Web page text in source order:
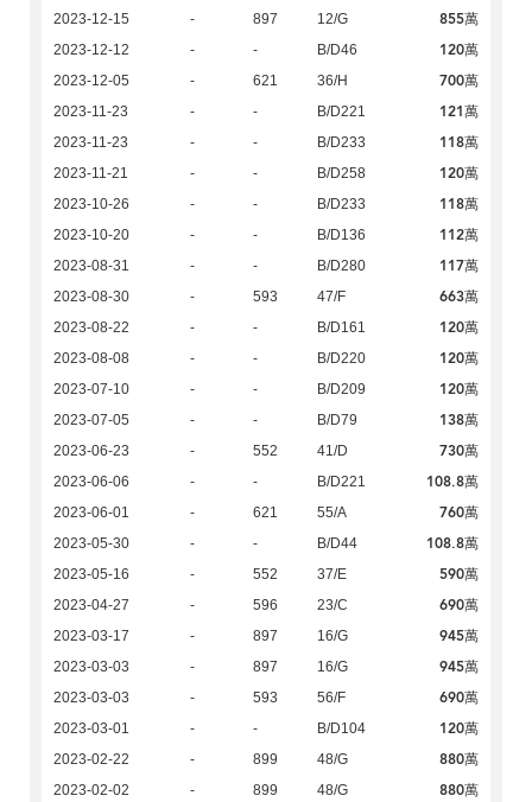
2023-12-15 - 897 12/G 855萬
2023-12-12 - - B/D46 120萬
2023-12-05 - 621 36/H 700萬
2023-11-23 - - B/D221 121萬
2023-11-23 - - B/D233 118萬
2023-11-21 - - B/D258 120萬
2023-10-26 - - B/D233 118萬
2023-10-20 - - B/D136 112萬
2023-08-31 - - B/D280 117萬
2023-08-30 - 593 47/F 663萬
2023-08-22 - - B/D161 120萬
2023-08-08 - - B/D220 120萬
2023-07-10 - - B/D209 120萬
2023-07-05 - - B/D79 138萬
2023-06-23 - 552 41/D 730萬
2023-06-06 - - B/D221 108.8萬
2023-06-01 - 621 55/A 760萬
2023-05-30 - - B/D44 108.8萬
2023-05-16 - 552 37/E 590萬
2023-04-27 - 596 23/C 690萬
2023-03-17 - 897 16/G 945萬
2023-03-03 - 897 16/G 945萬
2023-03-03 - 593 56/F 690萬
2023-03-01 - - B/D104 120萬
2023-02-22 - 899 48/G 880萬
2023-02-02 - 899 48/G 880萬